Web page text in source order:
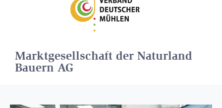
Marktgesellschaft der Naturland
Bauern AG